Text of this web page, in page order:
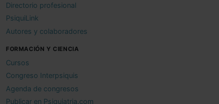
Directorio profesional
PsiquiLink
Autores y colaboradores
FORMACIÓN Y CIENCIA
Cursos
Congreso Interpsiquis
Agenda de congresos
Publicar en Psiquiatria.com